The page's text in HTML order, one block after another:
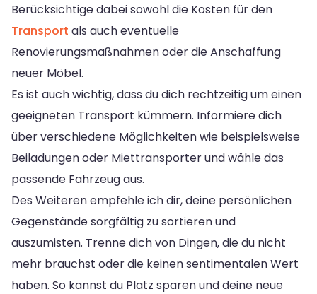
Berücksichtige dabei sowohl die Kosten für den
Transport als auch eventuelle
Renovierungsmaßnahmen oder die Anschaffung
neuer Möbel.
Es ist auch wichtig, dass du dich rechtzeitig um einen
geeigneten Transport kümmern. Informiere dich
über verschiedene Möglichkeiten wie beispielsweise
Beiladungen oder Miettransporter und wähle das
passende Fahrzeug aus.
Des Weiteren empfehle ich dir, deine persönlichen
Gegenstände sorgfältig zu sortieren und
auszumisten. Trenne dich von Dingen, die du nicht
mehr brauchst oder die keinen sentimentalen Wert
haben. So kannst du Platz sparen und deine neue